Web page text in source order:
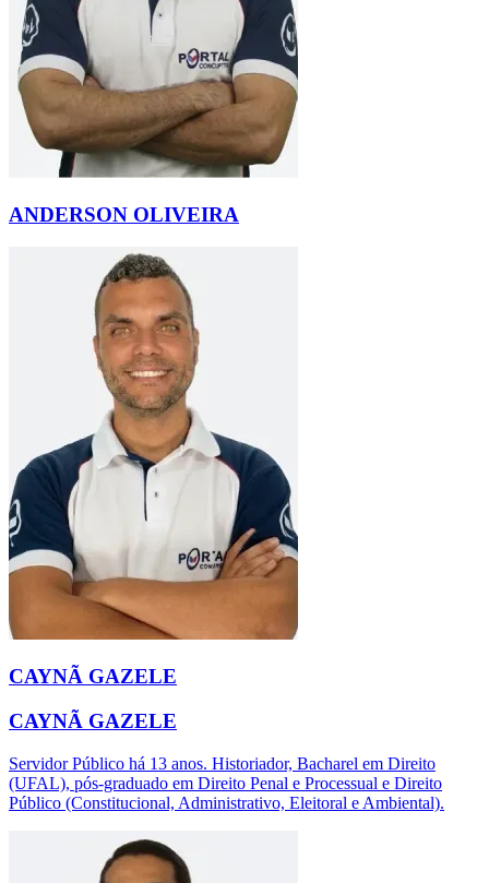
ANDERSON OLIVEIRA
CAYNÃ GAZELE
CAYNÃ GAZELE
Servidor Público há 13 anos. Historiador, Bacharel em Direito
(UFAL), pós-graduado em Direito Penal e Processual e Direito
Público (Constitucional, Administrativo, Eleitoral e Ambiental).